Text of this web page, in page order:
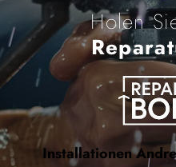
Holen
Installationen